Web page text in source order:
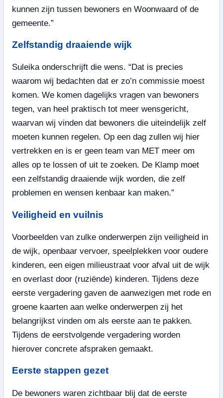
kunnen zijn tussen bewoners en Woonwaard of de
gemeente.”
Zelfstandig draaiende wijk
Suleika onderschrijft die wens. “Dat is precies
waarom wij bedachten dat er zo’n commissie moest
komen. We komen dagelijks vragen van bewoners
tegen, van heel praktisch tot meer wensgericht,
waarvan wij vinden dat bewoners die uiteindelijk zelf
moeten kunnen regelen. Op een dag zullen wij hier
vertrekken en is er geen team van MET meer om
alles op te lossen of uit te zoeken. De Klamp moet
een zelfstandig draaiende wijk worden, die zelf
problemen en wensen kenbaar kan maken.”
Veiligheid en vuilnis
Voorbeelden van zulke onderwerpen zijn veiligheid in
de wijk, openbaar vervoer, speelplekken voor oudere
kinderen, een eigen milieustraat voor afval uit de wijk
en overlast door (ruziënde) kinderen. Tijdens deze
eerste vergadering gaven de aanwezigen met rode en
groene kaarten aan welke onderwerpen zij het
belangrijkst vinden om als eerste aan te pakken.
Tijdens de eerstvolgende vergadering worden
hierover concrete afspraken gemaakt.
Eerste stappen gezet
De bewoners waren zichtbaar blij dat de eerste